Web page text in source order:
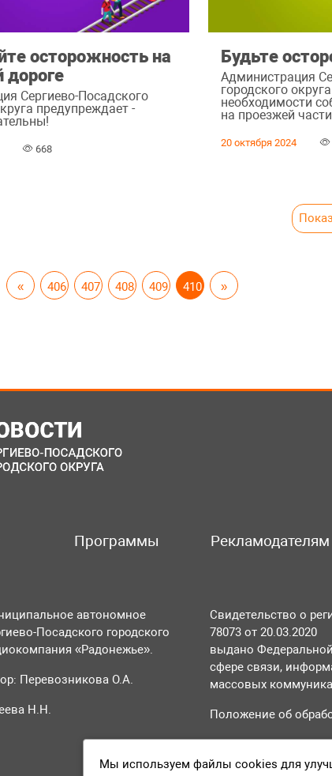
осторожность на
дороге
Сергиево-Посадского
предупреждает -
668
Будьте
Администрация
городского
необходимости
на проезжей
20 октября 2024
« 406 407 408 409 410 »
Программы Рекламодателям
автономное
Посадского городского
«Радонежье».
Перевозникова О.А.
Н.Н.
Свидетельство о
78073 от 20.03.2020
выдано
сфере связи,
массовых
Положение об
Согласие на
Мы используем файлы cookies для